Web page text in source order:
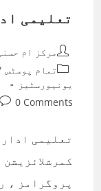
تعلیمی
Post
author:
مرکز ام
Post
category:
تمام پوسٹس
یونیورسٹیز
Post
0 Comments
تعلیمی
پروگرامز ،